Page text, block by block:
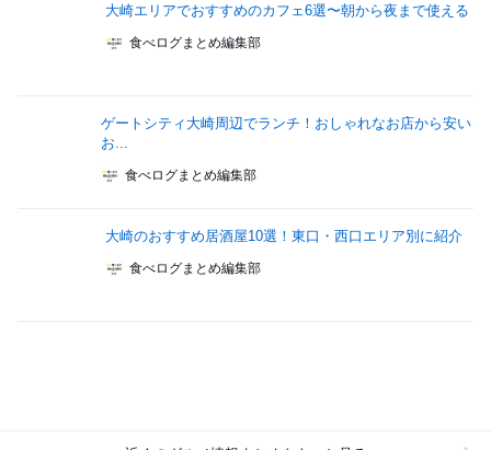
大崎エリアでおすすめのカフェ6選〜朝から夜まで使える
食べログまとめ編集部
ゲートシティ大崎周辺でランチ！おしゃれなお店から安い
お...
食べログまとめ編集部
大崎のおすすめ居酒屋10選！東口・西口エリア別に紹介
食べログまとめ編集部